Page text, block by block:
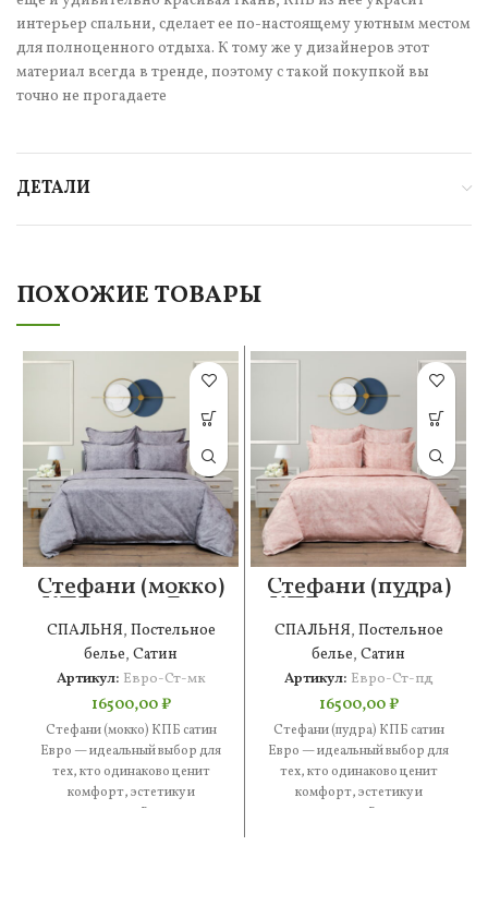
интерьер спальни, сделает ее по-настоящему уютным местом
для полноценного отдыха. К тому же у дизайнеров этот
материал всегда в тренде, поэтому с такой покупкой вы
точно не прогадаете
ДЕТАЛИ
ПОХОЖИЕ ТОВАРЫ
Стефани (мокко)
КПБ сатин Евро
СПАЛЬНЯ, Постельное
белье, Сатин
Артикул: Евро-Ст-мк
16500,00₽
Стефани (мокко) КПБ сатин
Евро — идеальный выбор для
тех, кто одинаково ценит
комфорт, эстетику и
практичность. В составе —
Стефани (пудра)
КПБ сатин Евро
СПАЛЬНЯ, Постельное
белье, Сатин
Артикул: Евро-Ст-пд
16500,00₽
Стефани (пудра) КПБ сатин
Евро — идеальный выбор для
тех, кто одинаково ценит
комфорт, эстетику и
практичность. В составе —